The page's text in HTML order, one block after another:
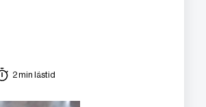
2 min lästid